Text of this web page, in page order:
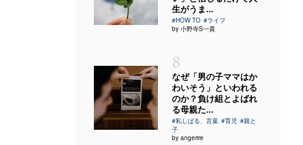
生がうま...
#HOW TO #ライフ
by 小野寺S一貴
8
なぜ「男の子ママはか
わいそう」といわれる
のか？負け組とよばれ
る母親た...
#私しばる、言葉 #育児 #親と
子
by angerire